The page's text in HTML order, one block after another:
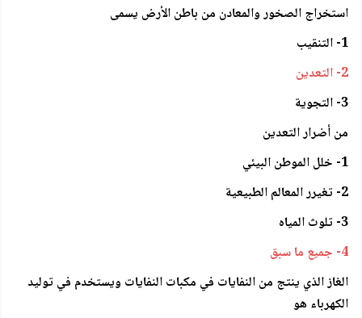
استخراج الصخور والمعادن من باطن الأرض يسمى
1- التنقيب
2- التعدين
3- التجوية
من أضرار التعدين
1- خلل الموطن البيئي
2- تغيرر المعالم الطبيعية
3- تلوث المياه
4- جميع ما سبق
الغاز الذي ينتج من النفايات في مكبات النفايات ويستخدم في توليد
الكهرباء هو